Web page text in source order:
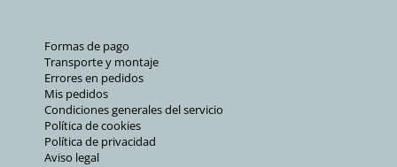
Formas de pago
Transporte y montaje
Errores en pedidos
Mis pedidos
Condiciones generales del servicio
Política de cookies
Política de privacidad
Aviso legal